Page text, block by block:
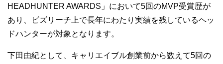
HEADHUNTER AWARDS」において5回のMVP受賞歴が
あり、ビズリーチ上で長年にわたり実績を残しているヘッ
ドハンターが対象となります。
下田由紀として、キャリエイブル創業前から数えて5回の